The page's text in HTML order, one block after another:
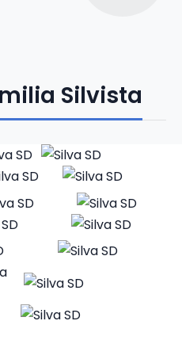
Silvista